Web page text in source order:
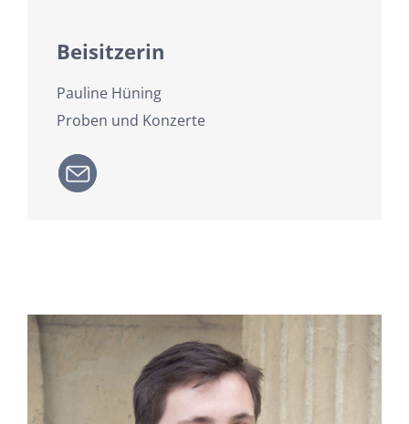
Beisitzerin
Pauline Hüning
Proben und Konzerte